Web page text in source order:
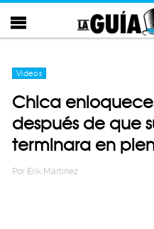
Videos
Chica
después de que
terminara en
Por Erik Martinez